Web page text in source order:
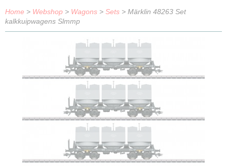
Home > Webshop > Wagons > Sets > Märklin 48263 Set
kalkkuipwagens Slmmp